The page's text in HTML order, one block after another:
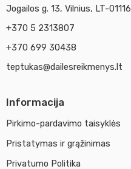
Jogailos g. 13, Vilnius, LT-01116
+370 5 2313807
+370 699 30438
teptukas@dailesreikmenys.lt
Informacija
Pirkimo-pardavimo taisyklės
Pristatymas ir grąžinimas
Privatumo Politika